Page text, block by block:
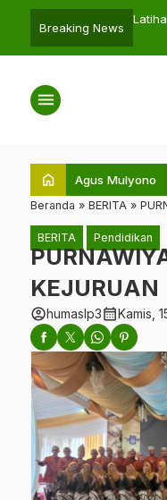
Breaking News
Latihan
Tangguh Pramuka
Pandega
menu
home Agus Mulyono
Beranda » BERITA »
BERITA Pendidikan
KEJURUAN
account_circlehumaslp3calendar_monthKamis,